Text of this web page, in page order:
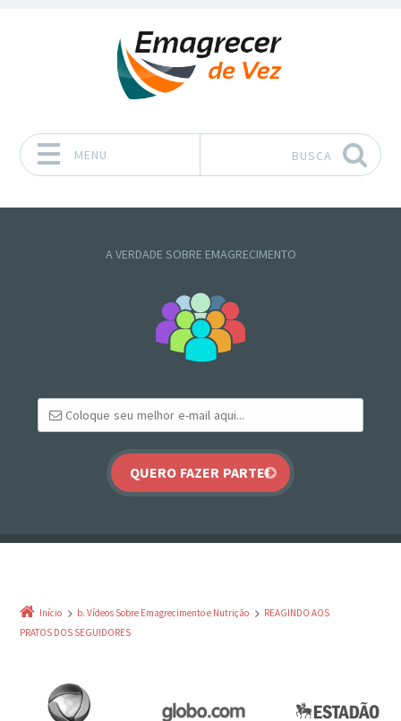
MENU BUSCA
A VERDADE SOBRE EMAGRECIMENTO
Início b. Vídeos Sobre Emagrecimento e Nutrição
REAGINDO AOS
PRATOS DOS SEGUIDORES